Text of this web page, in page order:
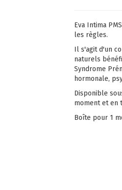
Eva Intima
les règles.
Il s'agit d'un
naturels
Syndrome
hormonale,
Disponible
moment et en
Boîte pour 1